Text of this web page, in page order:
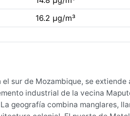
16.2 µg/m³
sur de Mozambique, se
industrial de la vecina
geografía combina manglares,